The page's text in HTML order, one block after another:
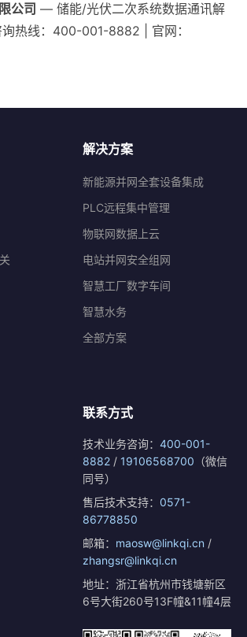
公司 — 储能/光伏二次系统数据通讯解
热线：400-001-8882 | 官网：
解决方案
新能源并网全套设备集成
PLC远程集中管理
物联网数据上云
电站并网安全组网
智慧工厂数字车间
智慧水务
全部方案
联系方式
技术业务咨询： 400-001-
8882 / 19106568700 （微信
同号）
售后技术支持： 0571-
86778850
邮箱： maosw@linkqi.cn /
zhangsr@linkqi.cn
地址：浙江省杭州市钱塘新区
6号大街260号13F幢&11幢4层